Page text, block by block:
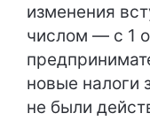
изменения
числом — с 1
новые налоги
не были